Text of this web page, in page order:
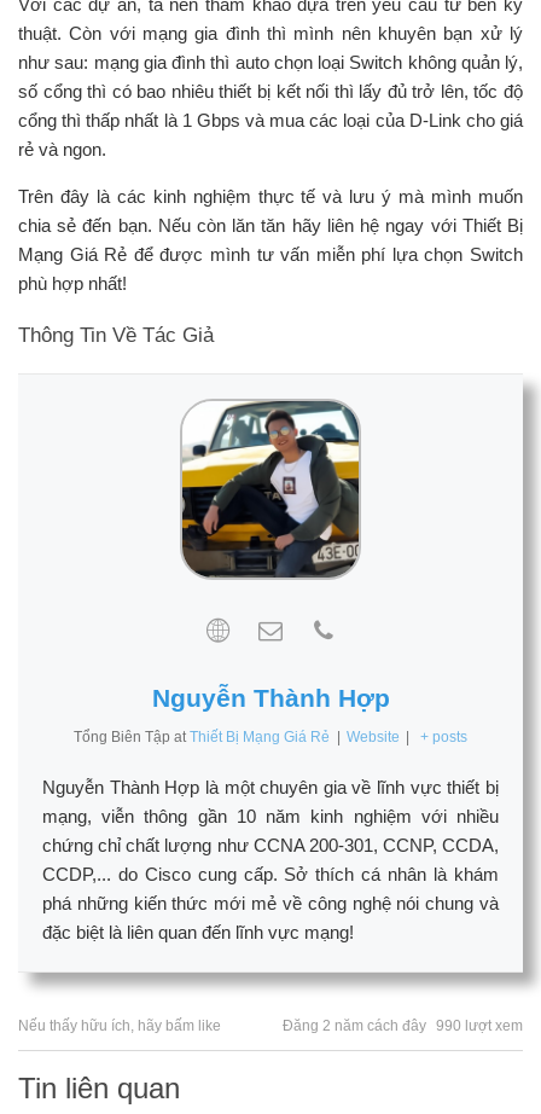
Với các dự án, ta nên tham khảo dựa trên yêu cầu từ bên kỹ
thuật. Còn với mạng gia đình thì mình nên khuyên bạn xử lý
như sau: mạng gia đình thì auto chọn loại Switch không quản lý,
số cổng thì có bao nhiêu thiết bị kết nối thì lấy đủ trở lên, tốc độ
cổng thì thấp nhất là 1 Gbps và mua các loại của D-Link cho giá
rẻ và ngon.
Trên đây là các kinh nghiệm thực tế và lưu ý mà mình muốn
chia sẻ đến bạn. Nếu còn lăn tăn hãy liên hệ ngay với Thiết Bị
Mạng Giá Rẻ để được mình tư vấn miễn phí lựa chọn Switch
phù hợp nhất!
Thông Tin Về Tác Giả
Nguyễn Thành Hợp
Tổng Biên Tập at Thiết Bị Mạng Giá Rẻ Website + posts
Nguyễn Thành Hợp là một chuyên gia về lĩnh vực thiết bị
mạng, viễn thông gần 10 năm kinh nghiệm với nhiều
chứng chỉ chất lượng như CCNA 200-301, CCNP, CCDA,
CCDP,... do Cisco cung cấp. Sở thích cá nhân là khám
phá những kiến thức mới mẻ về công nghệ nói chung và
đặc biệt là liên quan đến lĩnh vực mạng!
Nếu thấy hữu ích, hãy bấm like Đăng 2 năm cách đây 990 lượt xem
Tin liên quan